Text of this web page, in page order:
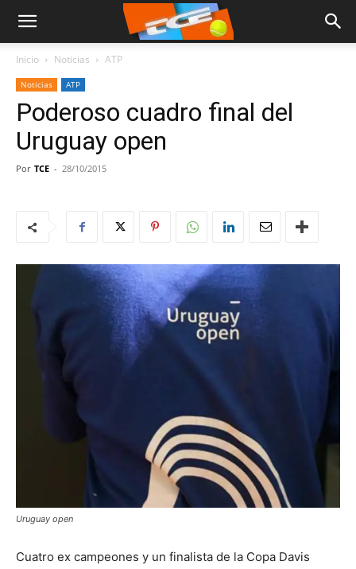
Inicio Noticias ATP
Noticias ATP
Poderoso cuadro final del
Uruguay open
Por TCE - 28/10/2015
Uruguay open
Cuatro ex campeones y un finalista de la Copa Davis